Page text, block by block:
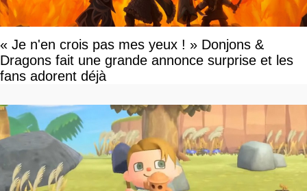
« Je n'en crois pas mes yeux ! » Donjons &
Dragons fait une grande annonce surprise et les
fans adorent déjà